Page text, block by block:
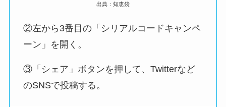
出典：知恵袋
②左から3番目の「シリアルコードキャンペ
ーン」を開く。
③「シェア」ボタンを押して、Twitterなど
のSNSで投稿する。